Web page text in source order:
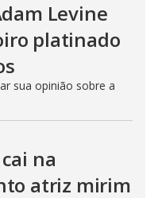
Levine
platinado
sua opinião sobre a
na
atriz mirim